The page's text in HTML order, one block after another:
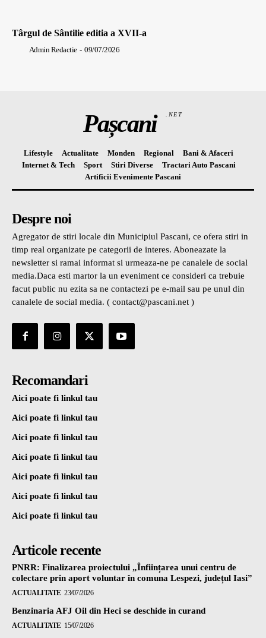
Târgul de Sântilie editia a XVII-a
Admin Redactie - 09/07/2026
Pașcani .NET
Lifestyle Actualitate Monden Regional
Bani & Afaceri
Internet & Tech
Sport Stiri Diverse
Tractari Auto Pascani
Artificii Evenimente Pascani
Despre noi
Agregator de stiri locale din Municipiul Pascani, ce ofera stiri in
timp real organizate pe categorii de interes. Aboneazate la
newsletter si ramai informat si urmeaza-ne pe canalele de social
media.Daca esti martor la un eveniment ce consideri ca trebuie
facut public nu ezita sa ne contactezi pe e-mail sau pe unul din
canalele de social media. ( contact@pascani.net )
Recomandari
Aici poate fi linkul tau
Aici poate fi linkul tau
Aici poate fi linkul tau
Aici poate fi linkul tau
Aici poate fi linkul tau
Aici poate fi linkul tau
Aici poate fi linkul tau
Articole recente
PNRR: Finalizarea proiectului „Înființarea unui centru de
colectare prin aport voluntar în comuna Lespezi, județul Iasi”
ACTUALITATE 23/07/2026
Benzinaria AFJ Oil din Heci se deschide in curand
ACTUALITATE 15/07/2026